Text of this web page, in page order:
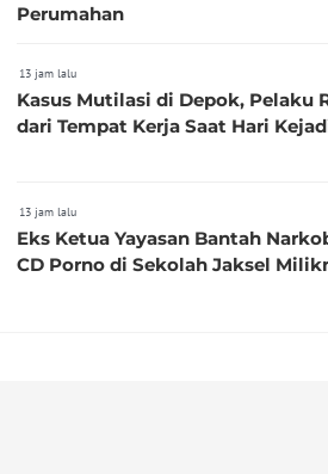
Perumahan
13 jam lalu
Kasus Mutilasi di Depok, Pelaku
dari Tempat Kerja Saat Hari
13 jam lalu
Eks Ketua Yayasan Bantah
CD Porno di Sekolah Jaksel